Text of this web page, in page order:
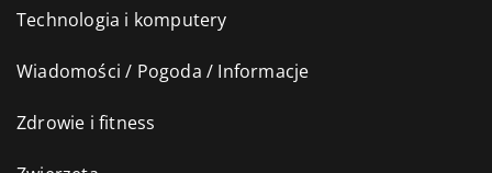
Technologia i komputery
Wiadomości / Pogoda / Informacje
Zdrowie i fitness